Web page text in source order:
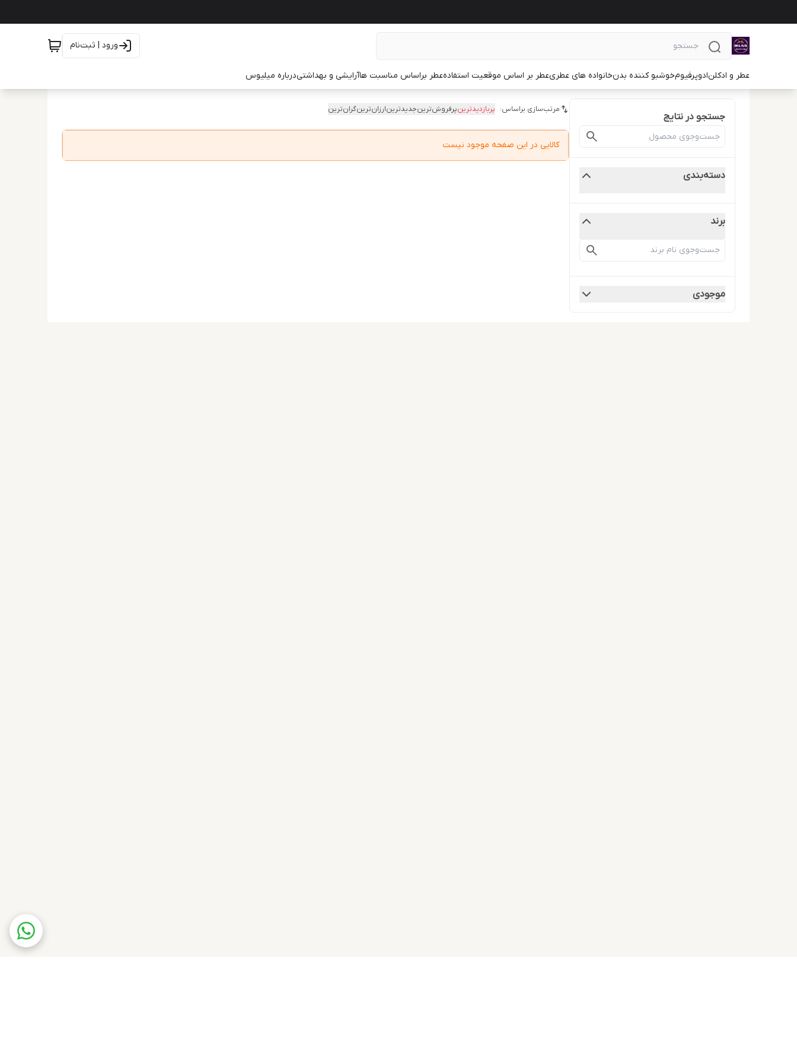
ورود | ثبت‌نام
عطر و ادکلنادوپرفیومخوشبو کننده بدنخانواده های عطریعطر بر اساس موقعیت استفادهعطر براساس مناسبت هاآرایشی و بهداشتیدرباره میلیوس
جستجو در نتایج
دسته‌بندی
برند
موجودی
مرتب‌سازی براساس: پربازدیدترینپرفروش‌ترینجدیدترینارزان‌ترینگران‌ترین
کالایی در این صفحه موجود نیست